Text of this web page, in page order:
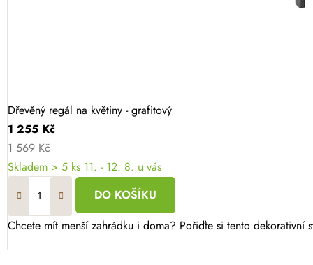
Dřevěný regál na květiny - grafitový
1 255 Kč
1 569 Kč
Skladem > 5 ks 11. - 12. 8. u vás
DO KOŠÍKU
Chcete mít menší zahrádku i doma? Pořiďte si tento